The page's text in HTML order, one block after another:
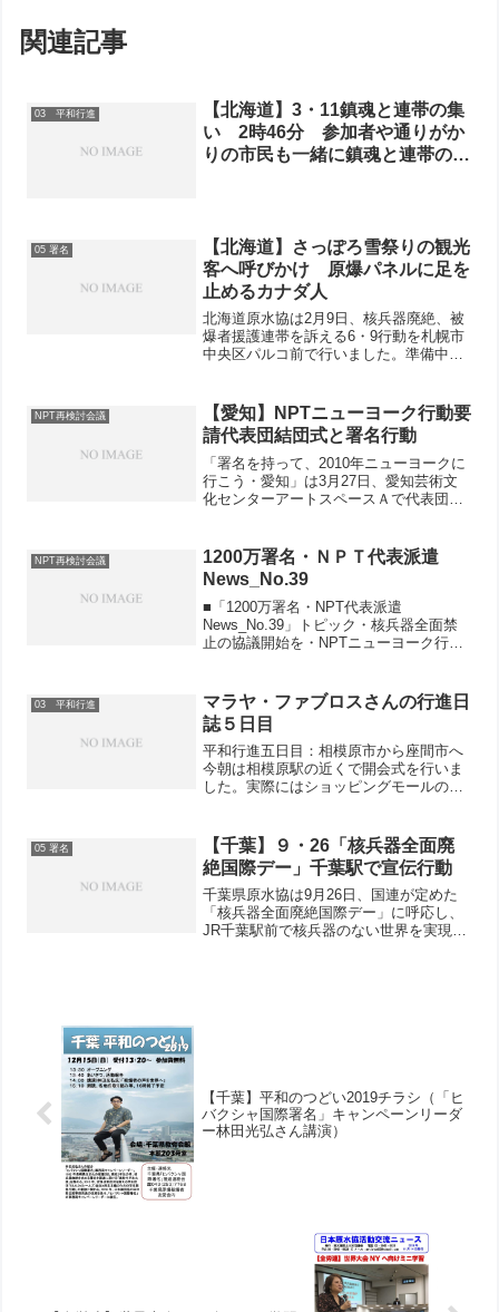
関連記事
03 平和行進
【北海道】3・11鎮魂と連帯の集
い 2時46分 参加者や通りがか
りの市民も一緒に鎮魂と連帯の黙
05 署名
【北海道】さっぽろ雪祭りの観光
客へ呼びかけ 原爆パネルに足を
止めるカナダ人
北海道原水協は2月9日、核兵器廃絶、被
爆者援護連帯を訴える6・9行動を札幌市
中央区パルコ前で行いました。準備中
ナガサキ』と声をあげ、「シグネチャー
プリーズ」に応じて快...
NPT再検討会議
【愛知】NPTニューヨーク行動要
請代表団結団式と署名行動
「署名を持って、2010年ニューヨークに
行こう・愛知」は3月27日、愛知芸術文
化センターアートスペースＡで代表団結
長）が「米国を初めとした核保有国と日
本が核抑止力論から...
NPT再検討会議
1200万署名・ＮＰＴ代表派遣
News_No.39
■「1200万署名・NPT代表派遣
News_No.39」トピック・核兵器全面禁
止の協議開始を・NPTニューヨーク行動
100331_NPT_News_No39 ←クリック...
03 平和行進
マラヤ・ファブロスさんの行進日
誌５日目
平和行進五日目：相模原市から座間市へ
今朝は相模原駅の近くで開会式を行いま
した。実際にはショッピングモールの入
ります（日本では一番下の階を1階と言い
ます）。笠木さんが今...
05 署名
【千葉】９・26「核兵器全面廃
絶国際デー」千葉駅で宣伝行動
千葉県原水協は9月26日、国連が定めた
「核兵器全面廃絶国際デー」に呼応し、
JR千葉駅前で核兵器のない世界を実現す
【千葉】平和のつどい2019チラシ（「ヒ
バクシャ国際署名」キャンペーンリーダ
ー林田光弘さん講演）